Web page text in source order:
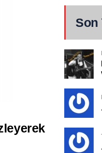
Son